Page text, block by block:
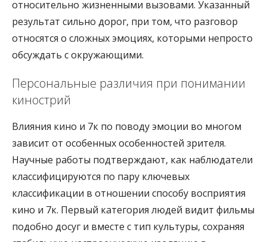
относительно жизненными вызовами. Указанный
результат сильно дорог, при том, что разговор
относятся о сложных эмоциях, которыми непросто
обсуждать с окружающими.
Персональные различия при понимании
кинострий
Влияния кино и 7к по поводу эмоции во многом
зависит от особенных особенностей зрителя.
Научные работы подтверждают, как наблюдатели
классифицируются по пару ключевых
классификации в отношении способу восприятия
кино и 7к. Первый категория людей видит фильмы
подобно досуг и вместе с тип культуры, сохраняя